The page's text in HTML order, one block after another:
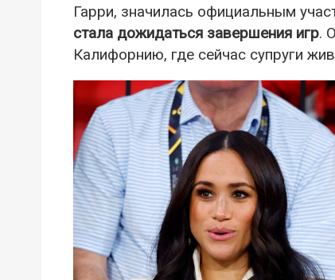
Гарри, значилась официальным
стала дожидаться завершения игр.
Калифорнию, где сейчас супруги